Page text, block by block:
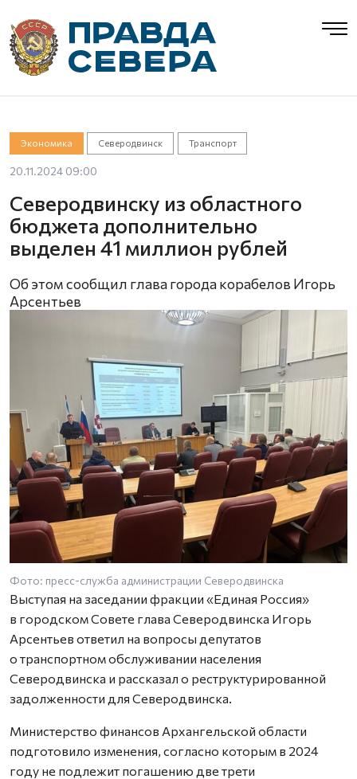
Экономика Северодвинск Транспорт
20.11.2024 09:00
Северодвинску из областного
бюджета дополнительно
выделен 41 миллион рублей
Об этом сообщил глава города корабелов Игорь
Арсентьев
Фото: пресс-служба администрации Северодвинска
Выступая на заседании фракции «Единая Россия»
в городском Совете глава Северодвинска Игорь
Арсентьев ответил на вопросы депутатов
о транспортном обслуживании населения
Северодвинска и рассказал о реструктурированной
задолженности для Северодвинска.
Министерство финансов Архангельской области
подготовило изменения, согласно которым в 2024
году не подлежит погашению две трети